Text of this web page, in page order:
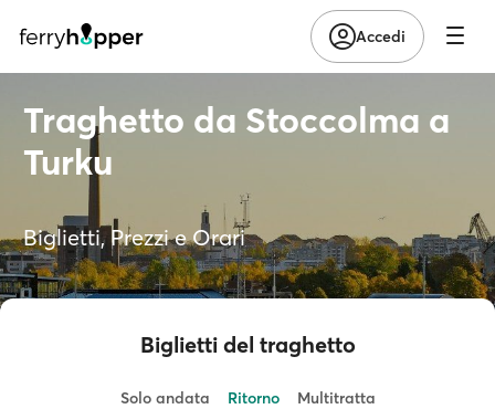
Accedi
Traghetto da Stoccolma a
Turku
Biglietti, Prezzi e Orari
Biglietti del traghetto
Solo andata Ritorno Multitratta